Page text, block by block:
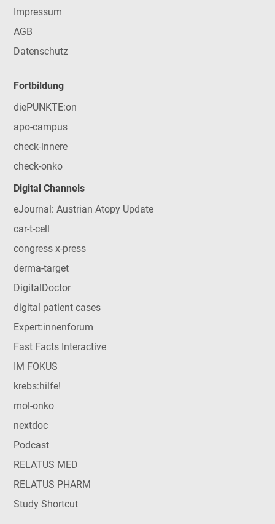
Impressum
AGB
Datenschutz
Fortbildung
diePUNKTE:on
apo-campus
check-innere
check-onko
Digital Channels
eJournal: Austrian Atopy Update
car-t-cell
congress x-press
derma-target
DigitalDoctor
digital patient cases
Expert:innenforum
Fast Facts Interactive
IM FOKUS
krebs:hilfe!
mol-onko
nextdoc
Podcast
RELATUS MED
RELATUS PHARM
Study Shortcut